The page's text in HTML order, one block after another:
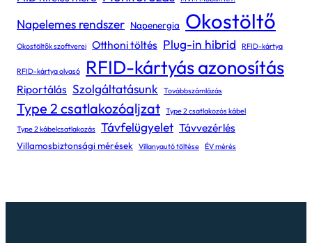
Napelemes rendszer Napenergia Okostöltő
Okostöltők szoftverei Otthoni töltés Plug-in hibrid RFID-kártya
RFID-kártya olvasó RFID-kártyás azonosítás
Riportálás Szolgáltatásunk Továbbszámlázás
Type 2 csatlakozóaljzat Type 2 csatlakozós kábel
Type 2 kábelcsatlakozás Távfelügyelet Távvezérlés
Villamosbiztonsági mérések Villanyautó töltése ÉV mérés